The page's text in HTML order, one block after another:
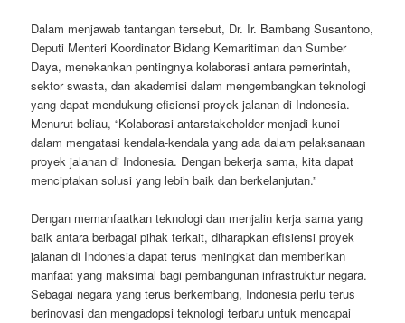
Dalam menjawab tantangan tersebut, Dr. Ir. Bambang Susantono,
Deputi Menteri Koordinator Bidang Kemaritiman dan Sumber
Daya, menekankan pentingnya kolaborasi antara pemerintah,
sektor swasta, dan akademisi dalam mengembangkan teknologi
yang dapat mendukung efisiensi proyek jalanan di Indonesia.
Menurut beliau, “Kolaborasi antarstakeholder menjadi kunci
dalam mengatasi kendala-kendala yang ada dalam pelaksanaan
proyek jalanan di Indonesia. Dengan bekerja sama, kita dapat
menciptakan solusi yang lebih baik dan berkelanjutan.”
Dengan memanfaatkan teknologi dan menjalin kerja sama yang
baik antara berbagai pihak terkait, diharapkan efisiensi proyek
jalanan di Indonesia dapat terus meningkat dan memberikan
manfaat yang maksimal bagi pembangunan infrastruktur negara.
Sebagai negara yang terus berkembang, Indonesia perlu terus
berinovasi dan mengadopsi teknologi terbaru untuk mencapai